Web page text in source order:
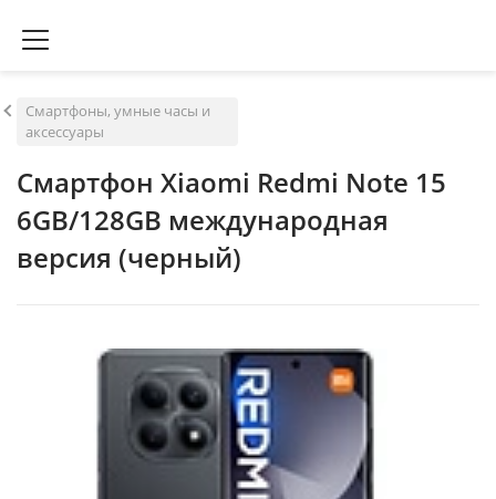
Смартфоны, умные часы и
аксессуары
Смартфон Xiaomi Redmi Note 15
6GB/128GB международная
версия (черный)